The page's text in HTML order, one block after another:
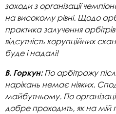
заходи з організації
на високому рівні. Щодо
практика залучення
відсутність корупційних
буде і надалі!
В. Горкун:По арбітражу
нарікань немає ніяких.
майбутньому. По
добре проходить, як на мій